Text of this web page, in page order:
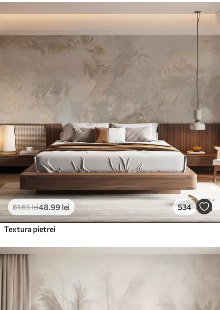
81.65lei48 .99 lei 534
Textura pietrei